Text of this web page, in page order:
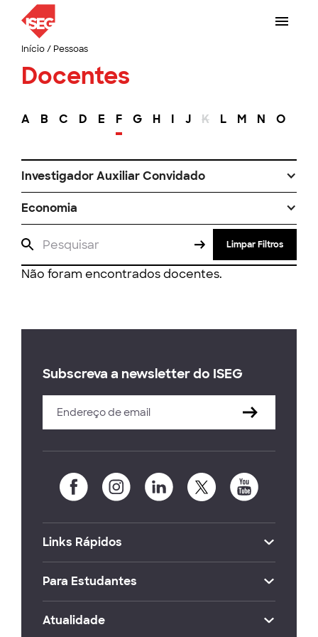
Início/ Pessoas
Docentes
A B C D E F G H I J K L M N O
Investigador Auxiliar Convidado
Economia
Limpar Filtros
Não foram encontrados docentes.
Subscreva a newsletter do ISEG
Links Rápidos
Para Estudantes
Atualidade